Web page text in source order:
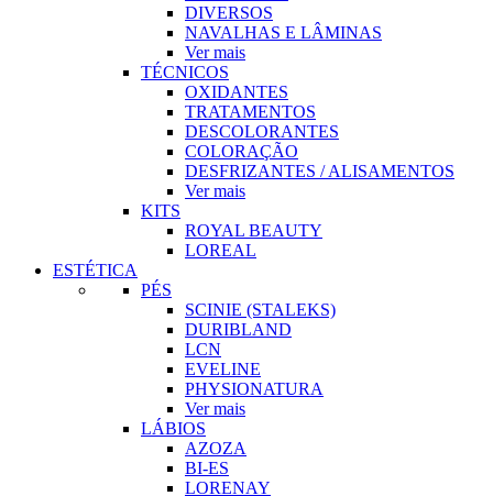
DIVERSOS
NAVALHAS E LÂMINAS
Ver mais
TÉCNICOS
OXIDANTES
TRATAMENTOS
DESCOLORANTES
COLORAÇÃO
DESFRIZANTES / ALISAMENTOS
Ver mais
KITS
ROYAL BEAUTY
LOREAL
ESTÉTICA
PÉS
SCINIE (STALEKS)
DURIBLAND
LCN
EVELINE
PHYSIONATURA
Ver mais
LÁBIOS
AZOZA
BI-ES
LORENAY